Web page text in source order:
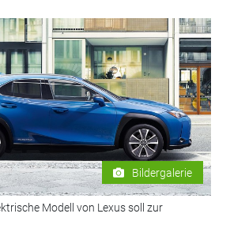
Bildergalerie
Modell von Lexus soll zur